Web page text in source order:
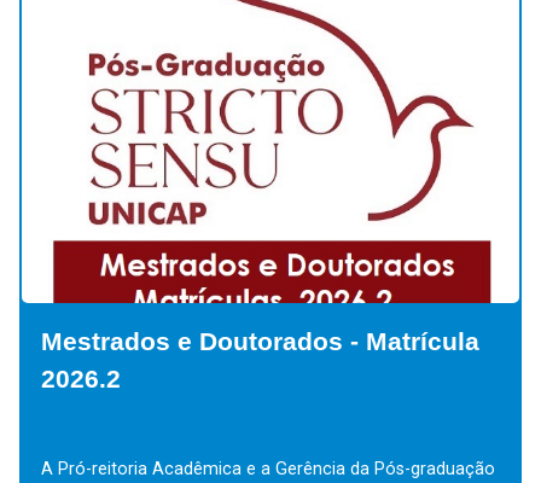
Mestrados e Doutorados - Matrícula
2026.2
A Pró-reitoria Acadêmica e a Gerência da Pós-graduação